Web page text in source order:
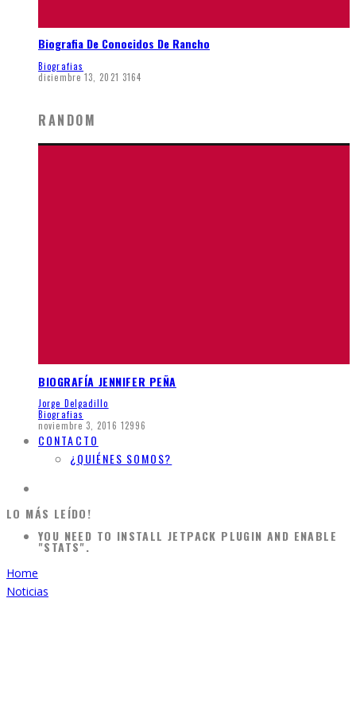
Biografia De Conocidos De Rancho
Biografias
diciembre 13, 2021 3164
RANDOM
BIOGRAFÍA JENNIFER PEÑA
Jorge Delgadillo
Biografias
noviembre 3, 2016 12996
CONTACTO
¿QUIÉNES SOMOS?
LO MÁS LEÍDO!
YOU NEED TO INSTALL JETPACK PLUGIN AND ENABLE
"STATS".
Home
Noticias